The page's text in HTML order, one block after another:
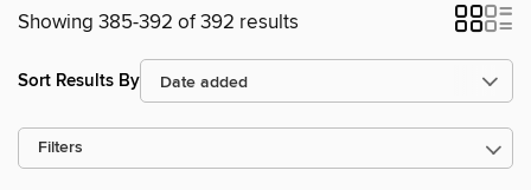
Showing 385-392 of 392 results
Sort Results By
Filters